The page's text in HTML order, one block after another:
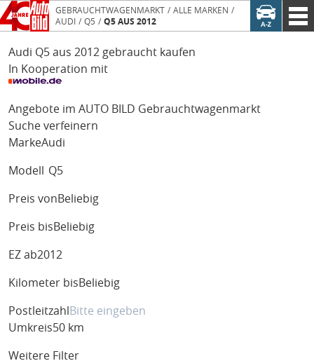
GEBRAUCHTWAGENMARKT
ALLE MARKEN
AUDI
Q5 Q5 AUS 2012
Audi Q5 aus 2012 gebraucht kaufen
In Kooperation mit
Angebote im AUTO BILD Gebrauchtwagenmarkt
Suche verfeinern
MarkeAudi
Modell Q5
Preis von Beliebig
Preis bis Beliebig
EZ ab2012
Kilometer bis Beliebig
Postleitzahl
Umkreis50 km
Weitere Filter